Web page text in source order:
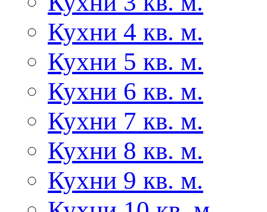
Кухни 4 кв. м.
Кухни 5 кв. м.
Кухни 6 кв. м.
Кухни 7 кв. м.
Кухни 8 кв. м.
Кухни 9 кв. м.